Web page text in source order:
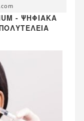
- ΨΗΦΙΑΚΆ